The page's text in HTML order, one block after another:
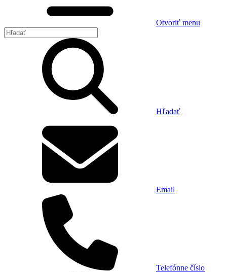
Otvoriť menu
Hľadať
Email
Telefónne číslo